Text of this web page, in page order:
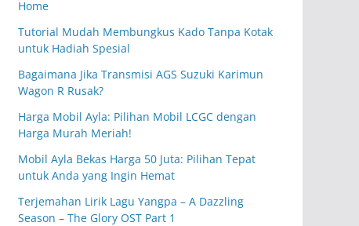
Home
Tutorial Mudah Membungkus Kado Tanpa Kotak
untuk Hadiah Spesial
Bagaimana Jika Transmisi AGS Suzuki Karimun
Wagon R Rusak?
Harga Mobil Ayla: Pilihan Mobil LCGC dengan
Harga Murah Meriah!
Mobil Ayla Bekas Harga 50 Juta: Pilihan Tepat
untuk Anda yang Ingin Hemat
Terjemahan Lirik Lagu Yangpa – A Dazzling
Season – The Glory OST Part 1